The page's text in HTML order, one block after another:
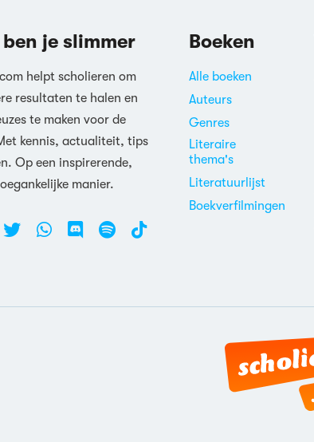
je slimmer
helpt scholieren om
resultaten te halen en
te maken voor de
kennis, actualiteit, tips
Op een inspirerende,
manier.
Boeken
Alle boeken
Auteurs
Genres
Literaire
thema's
Literatuurlijst
Boekverfilmingen